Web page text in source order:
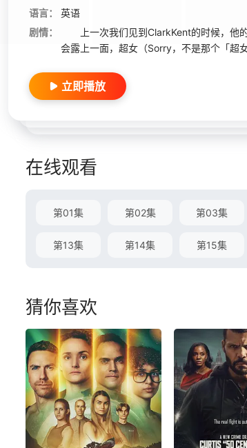
语言：
英语
剧情：
上一次我们见到ClarkKent的时候，他的
会露上一面，超女（Sorry，不是那个「超
立即播放
在线观看
第01集 第02集 第03集
第13集 第14集 第15集
猜你喜欢